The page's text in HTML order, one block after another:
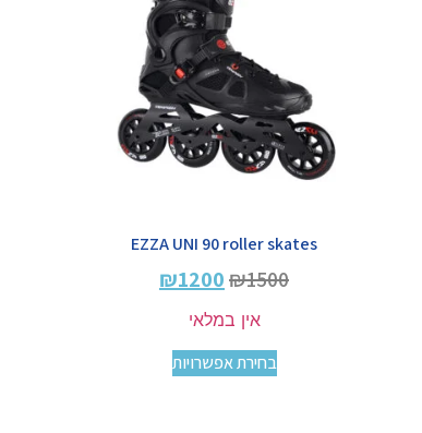
EZZA UNI 90 roller skates
₪1500
₪1200
אין במלאי
בחירת אפשרויות